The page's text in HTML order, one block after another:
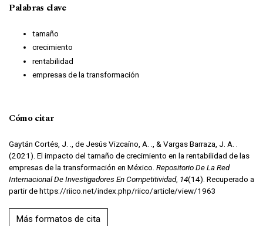
Palabras clave
tamaño
crecimiento
rentabilidad
empresas de la transformación
Cómo citar
Gaytán Cortés, J. ., de Jesús Vizcaíno, A. ., & Vargas Barraza, J. A. .
(2021). El impacto del tamaño de crecimiento en la rentabilidad de las
empresas de la transformación en México. Repositorio De La Red
Internacional De Investigadores En Competitividad, 14(14). Recuperado a
partir de https://riico.net/index.php/riico/article/view/1963
Más formatos de cita